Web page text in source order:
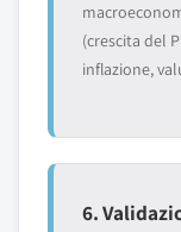
(crescita del
inflazione,
6.